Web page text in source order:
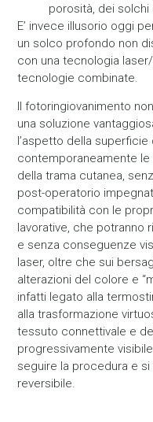
porosità, dei
E’ invece illusorio oggi
un solco profondo non
con una tecnologia
tecnologie combinate.
Il fotoringiovanimento
una soluzione
l’aspetto della
contemporaneamente
della trama cutanea,
post-operatorio
compatibilità con le
lavorative, che potranno
e senza conseguenze
laser, oltre che sui
alterazioni del colore e
infatti legato alla
alla trasformazione
tessuto connettivale e
progressivamente
seguire la procedura e
reversibile.